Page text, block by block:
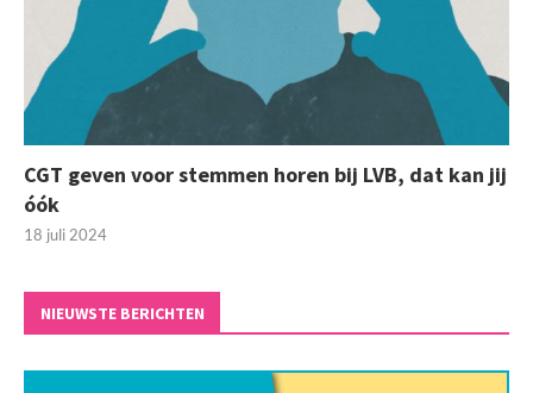
CGT geven voor stemmen horen bij LVB, dat kan jij
óók
18 juli 2024
NIEUWSTE BERICHTEN